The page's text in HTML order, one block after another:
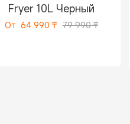
Fryer 10L Черный
От 64 990 ₸ 79 990 ₸